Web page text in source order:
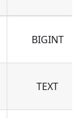
BIGINT
TEXT